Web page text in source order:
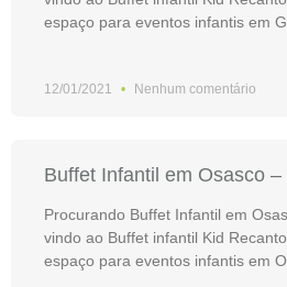
espaço para eventos infantis em
12/01/2021 Nenhum comentário
Buffet Infantil em Osasco –
Procurando Buffet Infantil em
vindo ao Buffet infantil Kid
espaço para eventos infantis em